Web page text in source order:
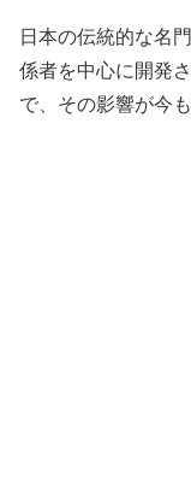
日本の伝統的な名
係者を中心に開発
で、その影響が今